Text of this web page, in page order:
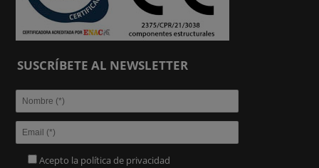
SUSCRÍBETE AL NEWSLETTER
Acepto la política de privacidad